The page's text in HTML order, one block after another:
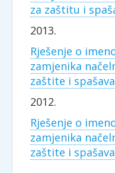
za zaštitu i
2013.
Rješenje o
zamjenika
zaštite i
2012.
Rješenje o
zamjenika
zaštite i